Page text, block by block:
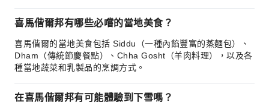
喜馬偕爾邦有哪些必嚐的當地美食？
喜馬偕爾的當地美食包括 Siddu（一種內餡豐富的蒸麵包）、
Dham（傳統節慶餐點）、Chha Gosht（羊肉料理），以及各
種當地蔬菜和乳製品的烹調方式。
在喜馬偕爾邦有可能體驗到下雪嗎？